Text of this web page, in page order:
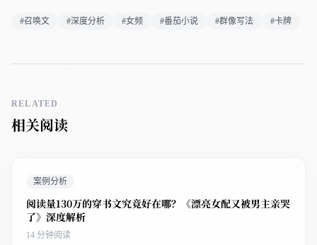
#召唤文 #深度分析 #女频 #番茄小说 #群像写法 #卡牌
RELATED
相关阅读
案例分析
阅读量130万的穿书文究竟好在哪？《漂亮女配又被男主亲哭
了》深度解析
14 分钟阅读